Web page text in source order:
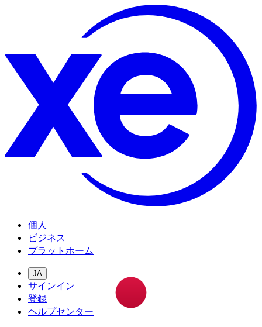
個人
ビジネス
プラットホーム
JA
サインイン
登録
ヘルプセンター